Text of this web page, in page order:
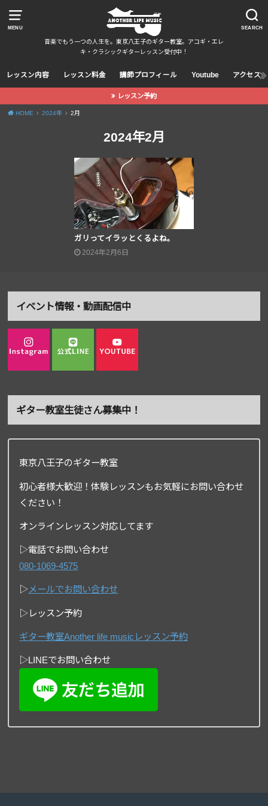
MENU SEARCH
音楽でもう一つの人生を。東京八王子のギター教室。アコギ・エレ
キ・クラシックギターレッスン受付中！
レッスン内容 レッスン料金 講師プロフィール Youtube アクセス
レッスン予約
HOME 2024年 2月
2024年2月
ガリってイラッとくるよね。
2024年2月6日
イベント情報・動画配信中
ギター教室生徒さん募集中！
東京八王子のギター教室
初心者様大歓迎！体験レッスンもお気軽にお問い合わせ
ください！
オンラインレッスン対応してます
▷電話でお問い合わせ
080-1069-4575
▷メールでお問い合わせ
▷レッスン予約
ギター教室Another life musicレッスン予約
▷LINEでお問い合わせ